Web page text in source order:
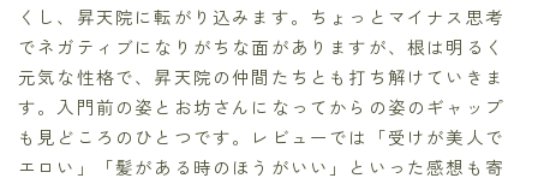
くし、昇天院に転がり込みます。ちょっとマイナス思考
でネガティブになりがちな面がありますが、根は明るく
元気な性格で、昇天院の仲間たちとも打ち解けていきま
す。入門前の姿とお坊さんになってからの姿のギャップ
も見どころのひとつです。レビューでは「受けが美人で
エロい」「髪がある時のほうがいい」といった感想も寄